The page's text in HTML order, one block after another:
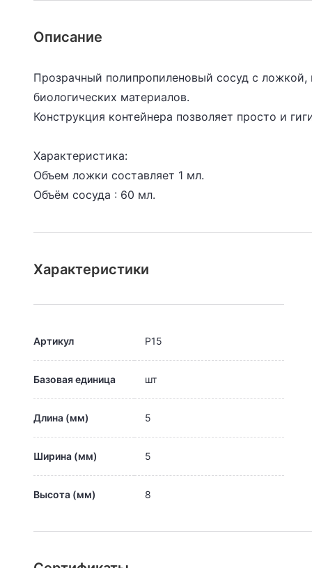
Описание
Прозрачный полипропиленовый сосуд с ложкой,
биологических материалов.
Конструкция контейнера позволяет просто и
Характеристика:
Объем ложки составляет 1 мл.
Объём сосуда : 60 мл.
Характеристики
Артикул Р15
Базовая единица шт
Длина (мм) 5
Ширина (мм) 5
Высота (мм) 8